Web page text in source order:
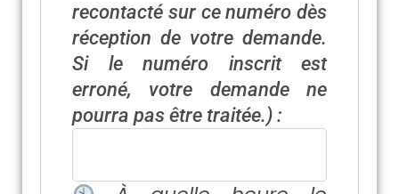
recontacté sur ce numéro dès
réception de votre demande.
Si le numéro inscrit est
erroné, votre demande ne
pourra pas être traitée.) :